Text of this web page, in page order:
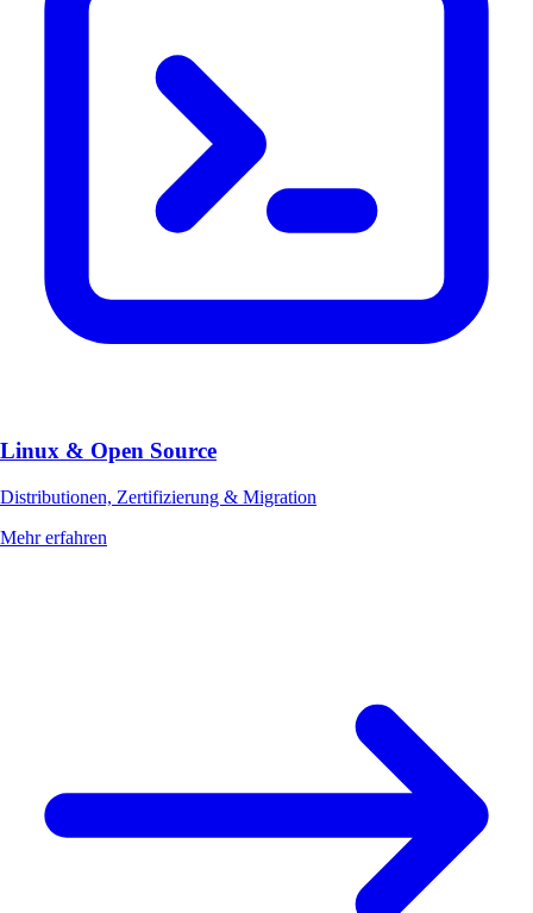
Linux & Open Source
Distributionen, Zertifizierung & Migration
Mehr erfahren